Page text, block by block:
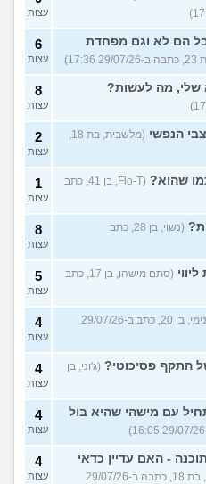
עצות
הם לא וגם מפחדת
6
עצות
שלי, מה לעשות? 8
עצות
הנפשי 2
עצות
שהוא?
(Flo-T, בן 41, כתב
1
עצות
(נשוי, בן 28, כתב
8
עצות
(סתם מישהו, בן 17, כתב
5
עצות
(אנונימי, בן 20, כתב ב-29/07/26
4
עצות
התקף פסיכוטי? (ג'וני, בן
4
עצות
עם מישהי שהיא בול
4
עצות
- האם עדיין כדאי
(אסראא, בת 18, כתבה ב-29/07/26
4
עצות